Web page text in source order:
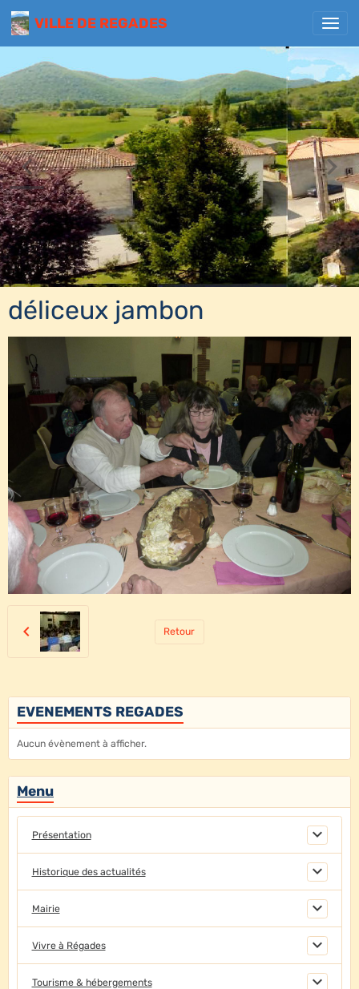
VILLE DE REGADES
déliceux jambon
Retour
EVENEMENTS REGADES
Aucun évènement à afficher.
Menu
Présentation
Historique des actualités
Mairie
Vivre à Régades
Tourisme & hébergements